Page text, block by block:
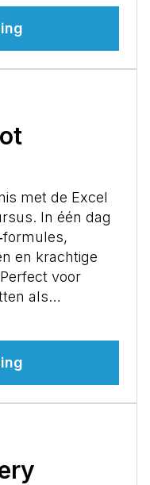
met de Excel
In één dag
en krachtige
voor
als…